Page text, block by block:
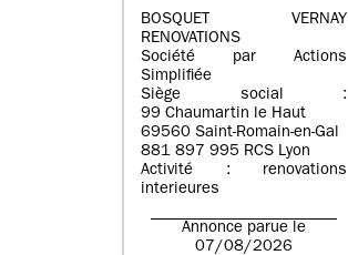
BOSQUET VERNAY
RENOVATIONS
Société par Actions
Simplifiée
Siège social :
99 Chaumartin le Haut
69560 Saint-Romain-en-Gal
881 897 995 RCS Lyon
Activité : renovations
interieures
Annonce parue le
07/08/2026